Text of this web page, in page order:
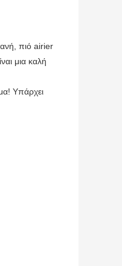
πιό airier
μια καλή
Υπάρχει